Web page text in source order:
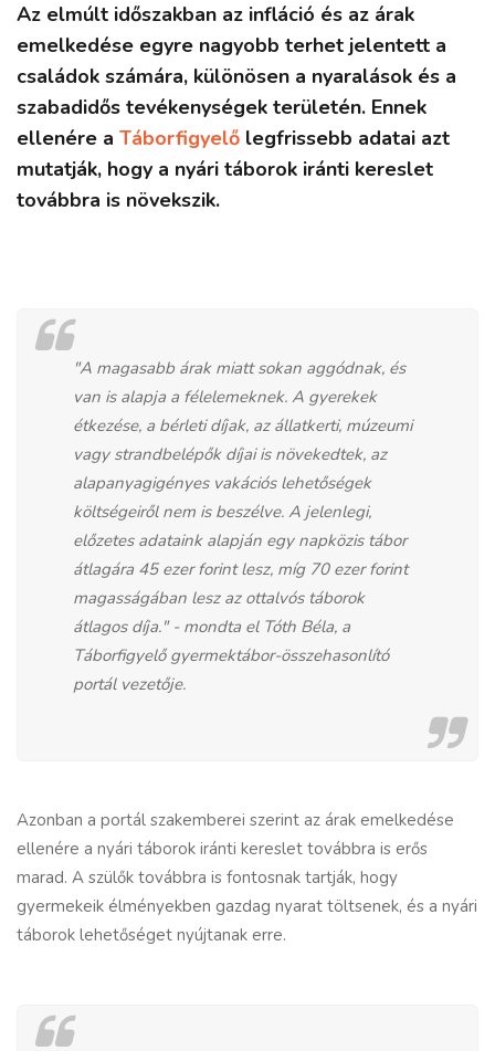
Az elmúlt időszakban az infláció és az árak
emelkedése egyre nagyobb terhet jelentett a
családok számára, különösen a nyaralások és a
szabadidős tevékenységek területén. Ennek
ellenére a Táborfigyelő legfrissebb adatai azt
mutatják, hogy a nyári táborok iránti kereslet
továbbra is növekszik.
"A magasabb árak miatt sokan aggódnak, és
van is alapja a félelemeknek. A gyerekek
étkezése, a bérleti díjak, az állatkerti, múzeumi
vagy strandbelépők díjai is növekedtek, az
alapanyagigényes vakációs lehetőségek
költségeiről nem is beszélve. A jelenlegi,
előzetes adataink alapján egy napközis tábor
átlagára 45 ezer forint lesz, míg 70 ezer forint
magasságában lesz az ottalvós táborok
átlagos díja." - mondta el Tóth Béla, a
Táborfigyelő gyermektábor-összehasonlító
portál vezetője.
Azonban a portál szakemberei szerint az árak emelkedése
ellenére a nyári táborok iránti kereslet továbbra is erős
marad. A szülők továbbra is fontosnak tartják, hogy
gyermekeik élményekben gazdag nyarat töltsenek, és a nyári
táborok lehetőséget nyújtanak erre.